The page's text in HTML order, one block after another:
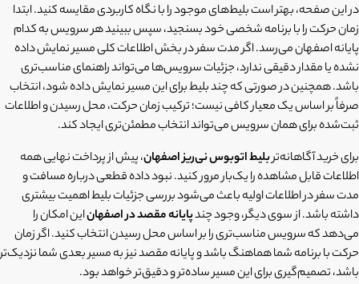
در این صفحه، بهتر است بلیط‌های موجود را با نگاه کاربردی مقایسه کنید. ابتدا
زمان حرکت را با برنامه شخصی خود بسنجید، سپس ببینید هر سرویس به کدام
پایانه اصفهان می‌رسد. اگر مدت سفر در بخش اطلاعات کلی مسیر نمایش داده
نشده یا مقدار دقیقی ندارد، جزئیات سرویس‌ها می‌تواند راهنمای مناسب‌تری
باشد. همچنین در صورتی که چند بلیط برای این مسیر نمایش داده شود، انتخاب
صرفاً بر اساس یک معیار کافی نیست؛ ترکیب زمان حرکت، محل رسیدن و اطلاعات
ثبت‌شده برای همان سرویس می‌تواند انتخاب مطمئن‌تری ایجاد کند.
برای خرید آگاهانه‌تربلیط اتوبوس نی‌ریز اصفهان، پیش از پرداخت نهایی همه
اطلاعات قابل مشاهده را یک‌بار مرور کنید. نبود داده قطعی درباره مسافت و
مدت سفر در اطلاعات اولیه باعث می‌شود بررسی جزئیات بلیط اهمیت بیشتری
داشته باشد. از سوی دیگر، وجود چندپایانه مقصد در اصفهاناین امکان را
می‌دهد که سرویس مناسب‌تری را بر اساس محل رسیدن انتخاب کنید. اگر زمان
حرکت با برنامه شما هماهنگ باشد و پایانه مقصد نیز به مسیر بعدی شما نزدیک‌تر
باشد، تصمیم‌گیری برای این مسیر ساده‌تر و دقیق‌تر خواهد بود.